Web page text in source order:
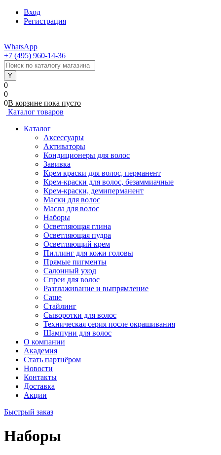
Вход
Регистрация
WhatsApp
+7 (495) 960-14-36
0
0
0В корзине пока пусто
Каталог товаров
Каталог
Аксессуары
Активаторы
Кондиционеры для волос
Завивка
Крем краски для волос, перманент
Крем-краски для волос, безаммиачные
Крем-краски, демиперманент
Маски для волос
Масла для волос
Наборы
Осветляющая глина
Осветляющая пудра
Осветляющий крем
Пиллинг для кожи головы
Прямые пигменты
Салонный уход
Спреи для волос
Разглаживание и выпрямление
Саше
Стайлинг
Сыворотки для волос
Техническая серия после окрашивания
Шампуни для волос
О компании
Академия
Стать партнёром
Новости
Контакты
Доставка
Акции
Быстрый заказ
Наборы